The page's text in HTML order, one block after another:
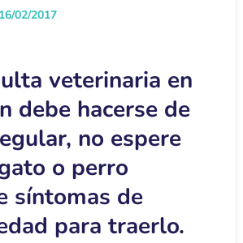
02/2017
veterinaria en
debe hacerse de
no espere
o perro
síntomas de
para traerlo.